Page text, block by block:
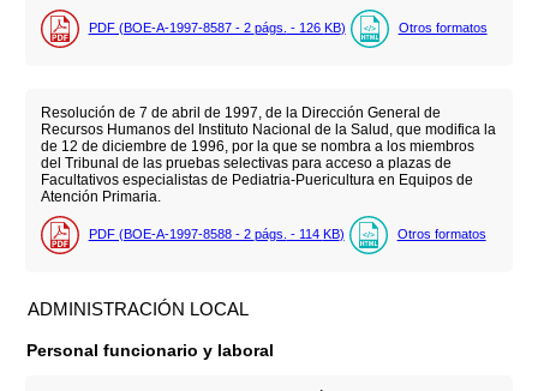
PDF (BOE-A-1997-8587 - 2 págs. - 126 KB) Otros formatos
Resolución de 7 de abril de 1997, de la Dirección General de
Recursos Humanos del Instituto Nacional de la Salud, que modifica la
de 12 de diciembre de 1996, por la que se nombra a los miembros
del Tribunal de las pruebas selectivas para acceso a plazas de
Facultativos especialistas de Pediatria-Puericultura en Equipos de
Atención Primaria.
PDF (BOE-A-1997-8588 - 2 págs. - 114 KB) Otros formatos
ADMINISTRACIÓN LOCAL
Personal funcionario y laboral